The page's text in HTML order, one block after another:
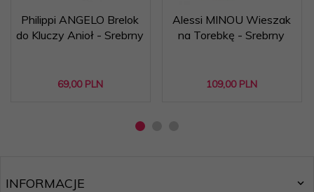
Philippi ANGELO Brelok
do Kluczy Anioł - Srebrny
69,00 PLN
Alessi MINOU Wieszak
na Torebkę - Srebrny
109,00 PLN
INFORMACJE